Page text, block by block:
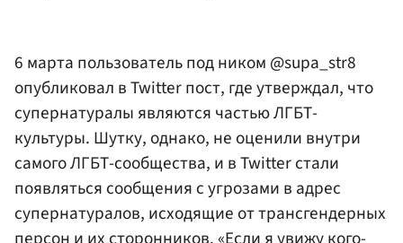
6 марта пользователь под ником @supa_str8
опубликовал в Twitter пост, где утверждал, что
супернатуралы являются частью ЛГБТ-
культуры. Шутку, однако, не оценили внутри
самого ЛГБТ-сообщества, и в Twitter стали
появляться сообщения с угрозами в адрес
супернатуралов, исходящие от трансгендерных